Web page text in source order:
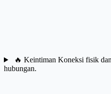
🔥 Keintiman Koneksi fisik
hubungan.